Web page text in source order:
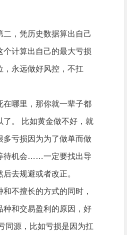
二，凭历史数据算出自己
个计算出自己的最大亏损
，永远做好风控，不扛
在哪里，那你就一辈子都
了。 比如黄金做不好，就
多亏损因为为了做单而做
待机会……一定要找出导
去规避或者改正。
不擅长的方式的同时，
种和交易盈利的原因，好
同源，比如亏损是因为扛